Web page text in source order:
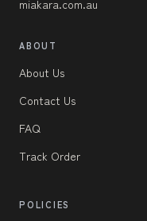
miakara.com.au
ABOUT
About Us
Contact Us
FAQ
Track Order
POLICIES